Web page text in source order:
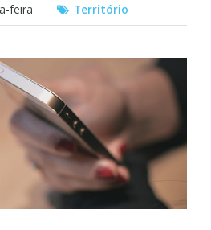
feira Território